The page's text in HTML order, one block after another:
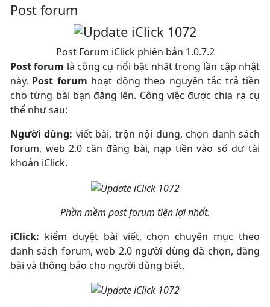
Post forum
Post Forum iClick phiên bản 1.0.7.2
Post forum là công cụ nổi bật nhất trong lần cập nhật
này. Post forum hoạt động theo nguyên tắc trả tiền
cho từng bài bạn đăng lên. Công việc được chia ra cụ
thể như sau:
Người dùng: viết bài, trộn nội dung, chọn danh sách
forum, web 2.0 cần đăng bài, nạp tiền vào số dư tài
khoản iClick.
Phần mềm post forum tiện lợi nhất.
iClick: kiểm duyệt bài viết, chọn chuyên mục theo
danh sách forum, web 2.0 người dùng đã chọn, đăng
bài và thông báo cho người dùng biết.